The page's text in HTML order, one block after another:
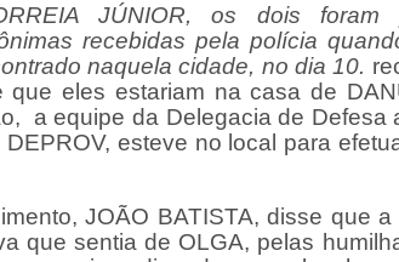
JÚNIOR, os dois foram
recebidas pela polícia
naquela cidade, no dia 10.
que eles estariam na casa de
a equipe da Delegacia de Defesa
esteve no local para
JOÃO BATISTA, disse que
que sentia de OLGA, pelas